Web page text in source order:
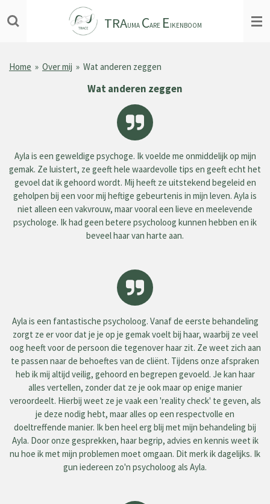
direct
hoofdinhoud
TRAUMA CARE EIKENBOOM
Home » Over mij » Wat anderen zeggen
Wat anderen zeggen
Ayla is een geweldige psychoge. Ik voelde me onmiddelijk op mijn
gemak. Ze luistert, ze geeft hele waardevolle tips en geeft echt het
gevoel dat ik gehoord wordt. Mij heeft ze uitstekend begeleid en
geholpen bij een voor mij heftige gebeurtenis in mijn leven. Ayla is
niet alleen een vakvrouw, maar vooral een lieve en meelevende
psychologe. Ik had geen betere psycholoog kunnen hebben en ik
beveel haar van harte aan.
Ayla is een fantastische psycholoog. Vanaf de eerste behandeling
zorgt ze er voor dat je je op je gemak voelt bij haar, waarbij ze veel
oog heeft voor de persoon die tegenover haar zit. Ze weet zich aan
te passen naar de behoeftes van de cliënt. Tijdens onze afspraken
heb ik mij altijd veilig, gehoord en begrepen gevoeld. Je kan haar
alles vertellen, zonder dat ze je ook maar op enige manier
veroordeelt. Hierbij weet ze je vaak een 'reality check' te geven, als
je deze nodig hebt, maar alles op een respectvolle en
doeltreffende manier. Ik ben heel erg blij met mijn behandeling bij
Ayla. Door onze gesprekken, haar begrip, advies en kennis weet ik
nu hoe ik met mijn problemen moet omgaan. Dit merk ik dagelijks. Ik
gun iedereen zo'n psycholoog als Ayla.